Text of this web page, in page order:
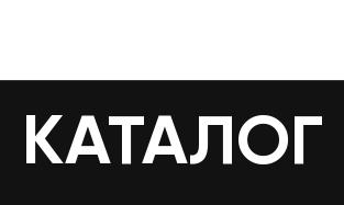
КАТАЛОГ